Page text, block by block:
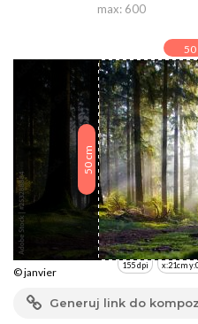
50
50
cm
x:21cm
155 dpi
© janvier
Generuj link do
max: 600